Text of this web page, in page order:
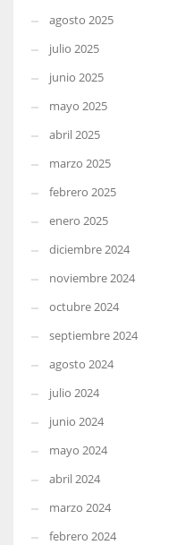
agosto 2025
julio 2025
junio 2025
mayo 2025
abril 2025
marzo 2025
febrero 2025
enero 2025
diciembre 2024
noviembre 2024
octubre 2024
septiembre 2024
agosto 2024
julio 2024
junio 2024
mayo 2024
abril 2024
marzo 2024
febrero 2024